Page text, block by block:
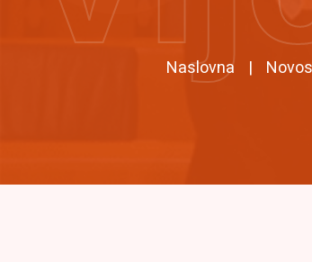
Naslovna